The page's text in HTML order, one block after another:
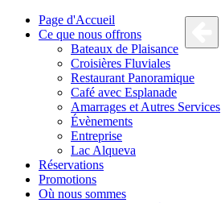
Page d'Accueil
Ce que nous offrons
Bateaux de Plaisance
Croisières Fluviales
Restaurant Panoramique
Café avec Esplanade
Amarrages et Autres Services
Évènements
Entreprise
Lac Alqueva
Réservations
Promotions
Où nous sommes